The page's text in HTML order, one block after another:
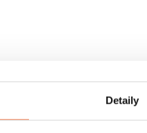
Detaily